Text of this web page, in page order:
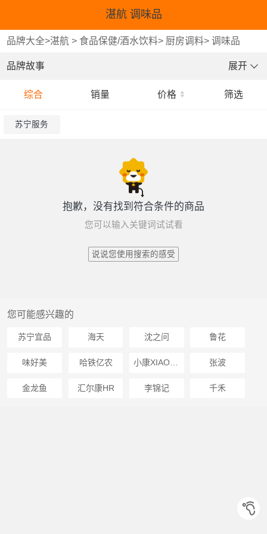
湛航 调味品
品牌大全>湛航 > 食品保健/酒水饮料> 厨房调料>调味品
品牌故事 展开
综合 销量 价格 筛选
苏宁服务
抱歉，没有找到符合条件的商品
您可以输入关键词试试看
说说您使用搜索的感受
您可能感兴趣的
苏宁宜品 海天 沈之问 鲁花
味好美 哈铁亿农 小康XIAOKANG 张波
金龙鱼 汇尔康HR 李锦记 千禾